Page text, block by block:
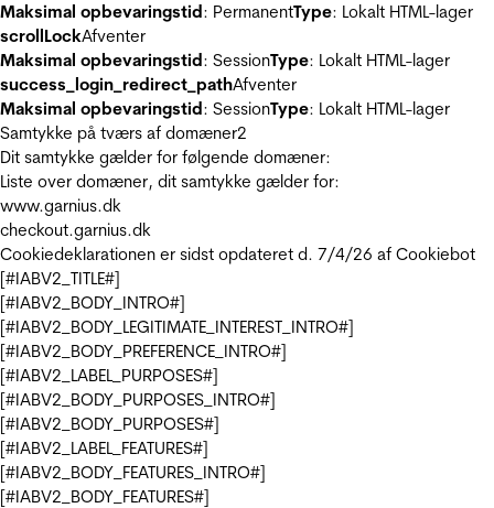
Maksimal opbevaringstid: PermanentType: Lokalt HTML-lager
scrollLockAfventer
Maksimal opbevaringstid: SessionType: Lokalt HTML-lager
success_login_redirect_pathAfventer
Maksimal opbevaringstid: SessionType: Lokalt HTML-lager
Samtykke på tværs af domæner2
Dit samtykke gælder for følgende domæner:
Liste over domæner, dit samtykke gælder for:
www.garnius.dk
checkout.garnius.dk
Cookiedeklarationen er sidst opdateret d. 7/4/26 af Cookiebot
[#IABV2_TITLE#]
[#IABV2_BODY_INTRO#]
[#IABV2_BODY_LEGITIMATE_INTEREST_INTRO#]
[#IABV2_BODY_PREFERENCE_INTRO#]
[#IABV2_LABEL_PURPOSES#]
[#IABV2_BODY_PURPOSES_INTRO#]
[#IABV2_BODY_PURPOSES#]
[#IABV2_LABEL_FEATURES#]
[#IABV2_BODY_FEATURES_INTRO#]
[#IABV2_BODY_FEATURES#]